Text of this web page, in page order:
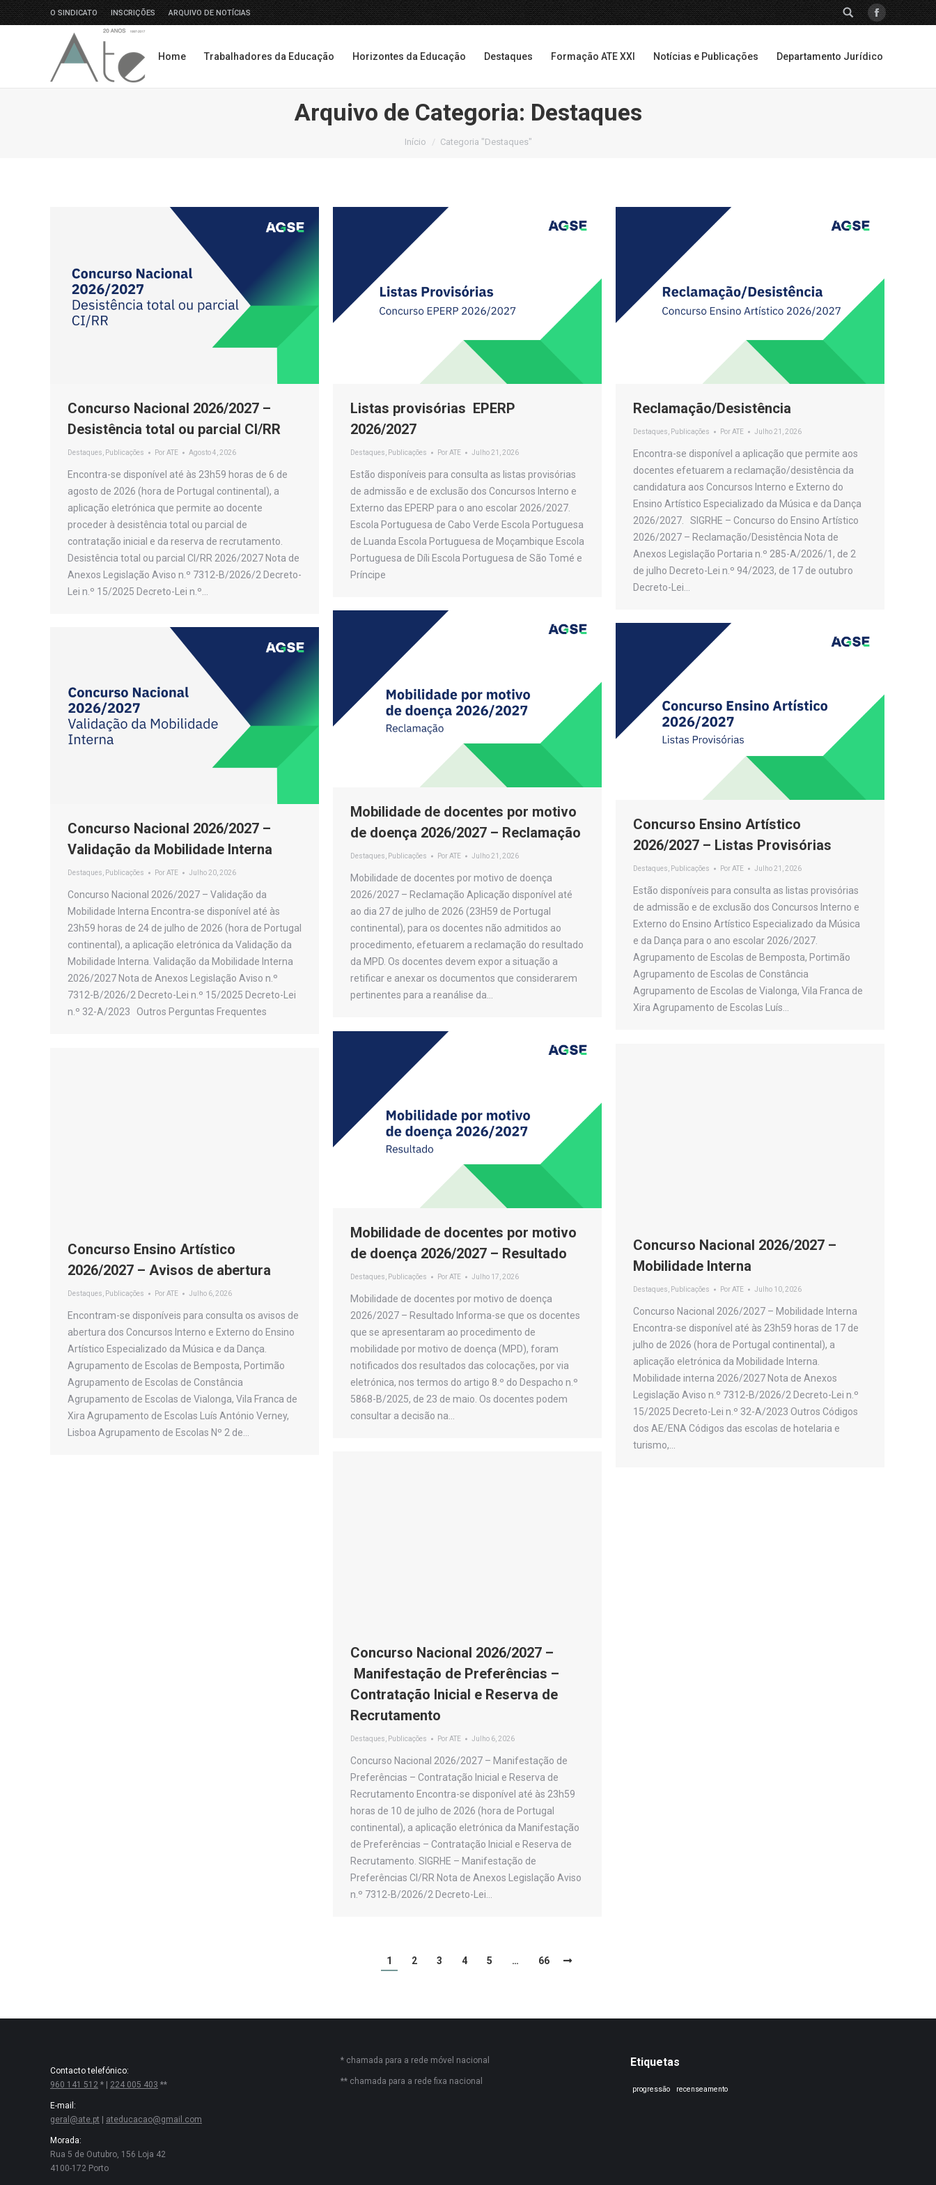
O SINDICATO INSCRIÇÕES ARQUIVO DE NOTÍCIAS SEARCH: Facebook
Home Trabalhadores da Educação Horizontes da Educação Destaques Formação ATE XXI Notícias e Publicações Departamento Jurídico
Arquivo de Categoria: Destaques
Você está aqui:
Início Categoria "Destaques"
Concurso Nacional 2026/2027 –
Desistência total ou parcial CI/RR
Destaques Publicações PorATE Agosto 4, 2026
Encontra-se disponível até às 23h59 horas de 6 de
agosto de 2026 (hora de Portugal continental), a
aplicação eletrónica que permite ao docente
proceder à desistência total ou parcial de
contratação inicial e da reserva de recrutamento.
Desistência total ou parcial CI/RR 2026/2027 Nota de
Anexos Legislação Aviso n.º 7312-B/2026/2 Decreto-
Lei n.º 15/2025 Decreto-Lei n.º…
Listas provisórias EPERP
2026/2027
Destaques Publicações PorATE Julho 21, 2026
Estão disponíveis para consulta as listas provisórias
de admissão e de exclusão dos Concursos Interno e
Externo das EPERP para o ano escolar 2026/2027.
Escola Portuguesa de Cabo Verde Escola Portuguesa
de Luanda Escola Portuguesa de Moçambique Escola
Portuguesa de Díli Escola Portuguesa de São Tomé e
Príncipe
Reclamação/Desistência
Destaques Publicações PorATE Julho 21, 2026
Encontra-se disponível a aplicação que permite aos
docentes efetuarem a reclamação/desistência da
candidatura aos Concursos Interno e Externo do
Ensino Artístico Especializado da Música e da Dança
2026/2027. SIGRHE – Concurso do Ensino Artístico
2026/2027 – Reclamação/Desistência Nota de
Anexos Legislação Portaria n.º 285-A/2026/1, de 2
de julho Decreto-Lei n.º 94/2023, de 17 de outubro
Decreto-Lei…
Mobilidade de docentes por motivo
de doença 2026/2027 – Reclamação
Destaques Publicações PorATE Julho 21, 2026
Mobilidade de docentes por motivo de doença
2026/2027 – Reclamação Aplicação disponível até
ao dia 27 de julho de 2026 (23H59 de Portugal
continental), para os docentes não admitidos ao
procedimento, efetuarem a reclamação do resultado
da MPD. Os docentes devem expor a situação a
retificar e anexar os documentos que considerarem
pertinentes para a reanálise da…
Concurso Ensino Artístico
2026/2027 – Listas Provisórias
Destaques Publicações PorATE Julho 21, 2026
Estão disponíveis para consulta as listas provisórias
de admissão e de exclusão dos Concursos Interno e
Externo do Ensino Artístico Especializado da Música
e da Dança para o ano escolar 2026/2027.
Agrupamento de Escolas de Bemposta, Portimão
Agrupamento de Escolas de Constância
Agrupamento de Escolas de Vialonga, Vila Franca de
Xira Agrupamento de Escolas Luís…
Concurso Nacional 2026/2027 –
Validação da Mobilidade Interna
Destaques Publicações PorATE Julho 20, 2026
Concurso Nacional 2026/2027 – Validação da
Mobilidade Interna Encontra-se disponível até às
23h59 horas de 24 de julho de 2026 (hora de Portugal
continental), a aplicação eletrónica da Validação da
Mobilidade Interna. Validação da Mobilidade Interna
2026/2027 Nota de Anexos Legislação Aviso n.º
7312-B/2026/2 Decreto-Lei n.º 15/2025 Decreto-Lei
n.º 32-A/2023 Outros Perguntas Frequentes
Mobilidade de docentes por motivo
de doença 2026/2027 – Resultado
Destaques Publicações PorATE Julho 17, 2026
Mobilidade de docentes por motivo de doença
2026/2027 – Resultado Informa-se que os docentes
que se apresentaram ao procedimento de
mobilidade por motivo de doença (MPD), foram
notificados dos resultados das colocações, por via
eletrónica, nos termos do artigo 8.º do Despacho n.º
5868-B/2025, de 23 de maio. Os docentes podem
consultar a decisão na…
Concurso Nacional 2026/2027 –
Mobilidade Interna
Destaques Publicações PorATE Julho 10, 2026
Concurso Nacional 2026/2027 – Mobilidade Interna
Encontra-se disponível até às 23h59 horas de 17 de
julho de 2026 (hora de Portugal continental), a
aplicação eletrónica da Mobilidade Interna.
Mobilidade interna 2026/2027 Nota de Anexos
Legislação Aviso n.º 7312-B/2026/2 Decreto-Lei n.º
15/2025 Decreto-Lei n.º 32-A/2023 Outros Códigos
dos AE/ENA Códigos das escolas de hotelaria e
turismo,…
Concurso Ensino Artístico
2026/2027 – Avisos de abertura
Destaques Publicações PorATE Julho 6, 2026
Encontram-se disponíveis para consulta os avisos de
abertura dos Concursos Interno e Externo do Ensino
Artístico Especializado da Música e da Dança.
Agrupamento de Escolas de Bemposta, Portimão
Agrupamento de Escolas de Constância
Agrupamento de Escolas de Vialonga, Vila Franca de
Xira Agrupamento de Escolas Luís António Verney,
Lisboa Agrupamento de Escolas Nº 2 de…
Concurso Nacional 2026/2027 –
Manifestação de Preferências –
Contratação Inicial e Reserva de
Recrutamento
Destaques Publicações PorATE Julho 6, 2026
Concurso Nacional 2026/2027 – Manifestação de
Preferências – Contratação Inicial e Reserva de
Recrutamento Encontra-se disponível até às 23h59
horas de 10 de julho de 2026 (hora de Portugal
continental), a aplicação eletrónica da Manifestação
de Preferências – Contratação Inicial e Reserva de
Recrutamento. SIGRHE – Manifestação de
Preferências CI/RR Nota de Anexos Legislação Aviso
n.º 7312-B/2026/2 Decreto-Lei…
1 2 3 4 5 … 66
Contacto telefónico:
960 141 512 * | 224 005 403 **
E-mail:
geral@ate.pt
ateducacao@gmail.com
Morada:
Rua 5 de Outubro, 156 Loja 42
4100-172 Porto
* chamada para a rede móvel nacional
** chamada para a rede fixa nacional
Etiquetas
progressão recenseamento
Home Trabalhadores da Educação Horizontes da Educação Destaques Formação ATE XXI Notícias e Publicações Departamento Jurídico